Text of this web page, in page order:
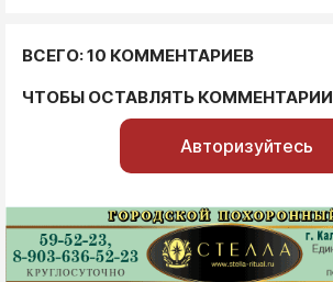
ВСЕГО: 10 КОММЕНТАРИЕВ
ЧТОБЫ ОСТАВЛЯТЬ КОММЕНТАРИИ
Авторизуйтесь